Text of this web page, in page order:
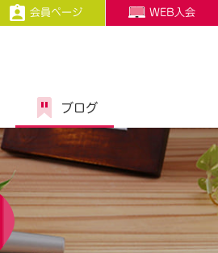
会員ページ WEB入会
ブログ